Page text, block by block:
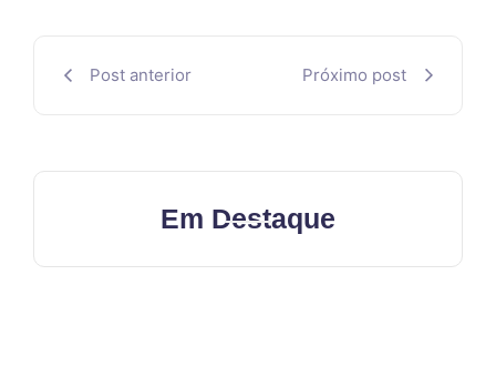
Post anterior Próximo post
Em Destaque